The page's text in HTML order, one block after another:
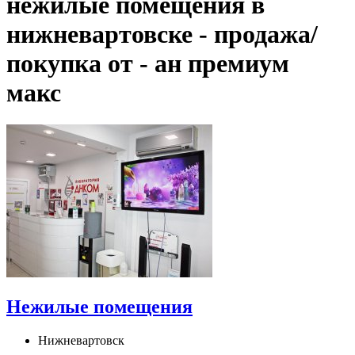
нижневартовске - продажа/
покупка от - ан премиум
макс
Нежилые помещения
Нижневартовск